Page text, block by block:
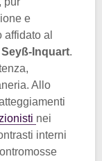
e
affidato al
Inquart.
Allo
nei
interni